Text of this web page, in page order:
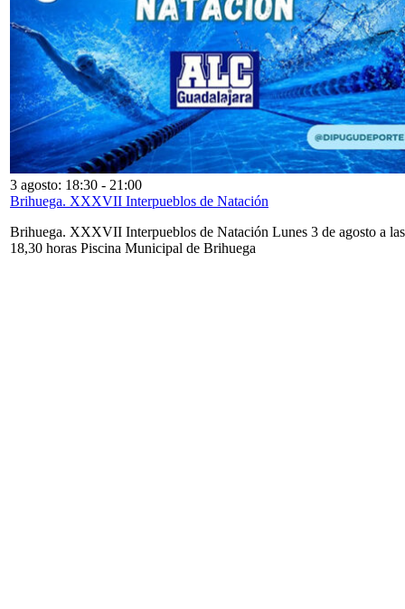
3 agosto: 18:30 - 21:00
Brihuega. XXXVII Interpueblos de Natación
Brihuega. XXXVII Interpueblos de Natación Lunes 3 de agosto a las
18,30 horas Piscina Municipal de Brihuega